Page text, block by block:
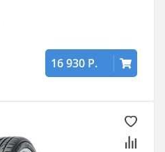
16 930 Р.